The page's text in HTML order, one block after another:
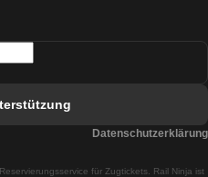
für Zugtickets. Rail Ninja ist
Datenschutzerklärung